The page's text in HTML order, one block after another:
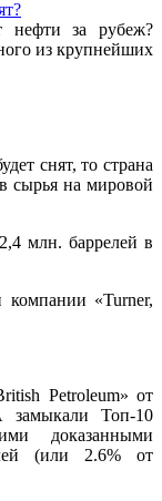
за рубеж?
из крупнейших
снят, то страна
сырья на мировой
млн. баррелей в
компании «Turner,
Petroleum» от
Топ-10
доказанными
(или 2.6% от